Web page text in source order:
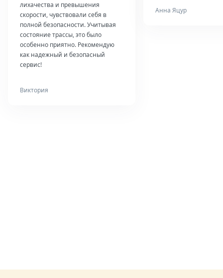
лихачества и превышения
скорости, чувствовали себя в
полной безопасности. Учитывая
состояние трассы, это было
особенно приятно. Рекомендую
как надежный и безопасный
сервис!
Виктория
Анна Яцур